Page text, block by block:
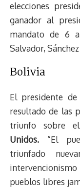
elecciones
ganador al
mandato de 6
Salvador,
Bolivia
El presidente de
resultado de las
triunfo sobre
Unidos. “El
triunfado
pueblos libres